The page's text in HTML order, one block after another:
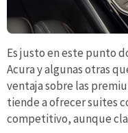
Es justo en este punto
Acura y algunas otras
ventaja sobre las
tiende a ofrecer suites
competitivo, aunque